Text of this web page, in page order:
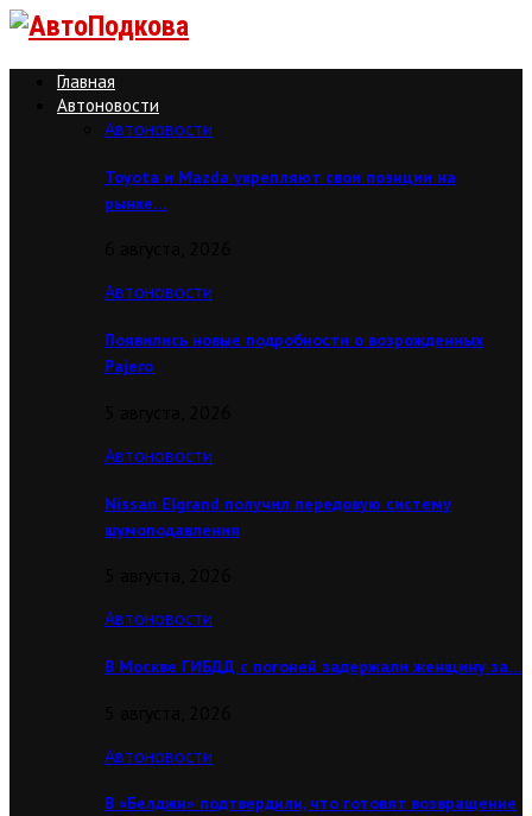
Главная
Автоновости
Автоновости
Toyota и Mazda укрепляют свои позиции на
рынке…
Автоновости
Появились новые подробности о возрожденных
Pajero
Автоновости
Nissan Elgrand получил передовую систему
шумоподавления
Автоновости
В Москве ГИБДД с погоней задержали женщину за…
Автоновости
В «Белджи» подтвердили, что готовят возвращение